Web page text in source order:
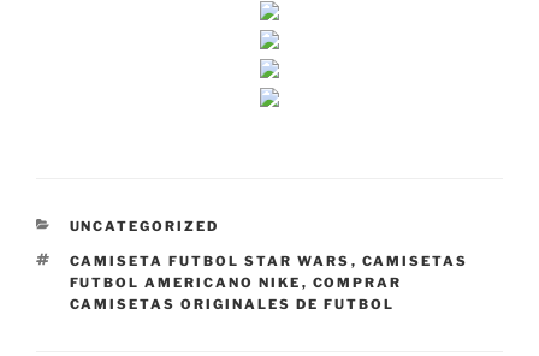
CATEGORÍAS
UNCATEGORIZED
ETIQUETAS
CAMISETA FUTBOL STAR WARS , CAMISETAS
FUTBOL AMERICANO NIKE , COMPRAR
CAMISETAS ORIGINALES DE FUTBOL